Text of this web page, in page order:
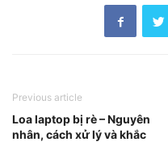
Previous article
Loa laptop bị rè – Nguyên
nhân, cách xử lý và khắc